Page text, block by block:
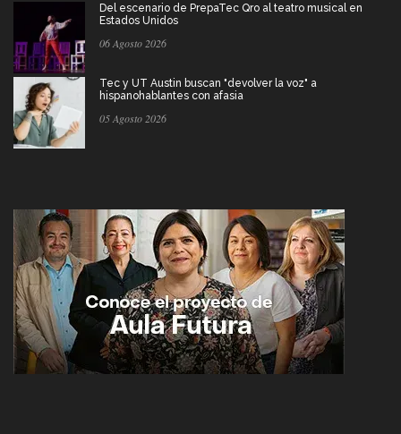
Del escenario de PrepaTec Qro al teatro musical en
Estados Unidos
06 Agosto 2026
Tec y UT Austin buscan "devolver la voz" a
hispanohablantes con afasia
05 Agosto 2026